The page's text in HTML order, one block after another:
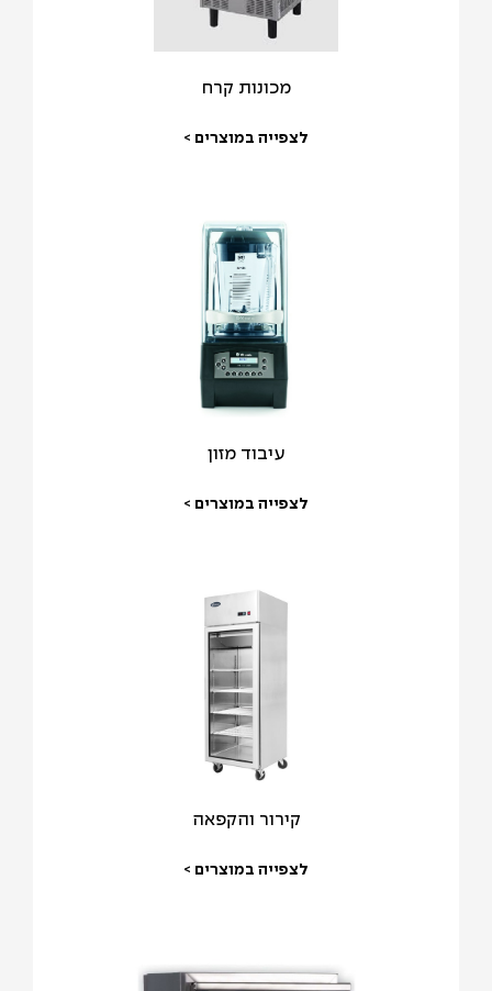
מכונות קרח
לצפייה במוצרים >
עיבוד מזון
לצפייה במוצרים >
קירור והקפאה
לצפייה במוצרים >